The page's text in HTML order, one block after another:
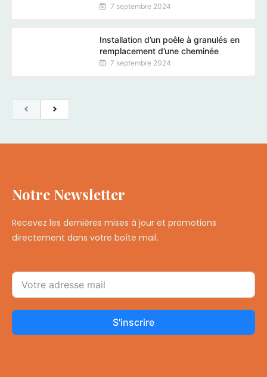
7 septembre 2024
Installation d’un poêle à granulés en
remplacement d’une cheminée
7 septembre 2024
Notre Newsletter
Recevez les dernières mises à jour et promotions
directement dans votre boîte mail.
S'inscrire